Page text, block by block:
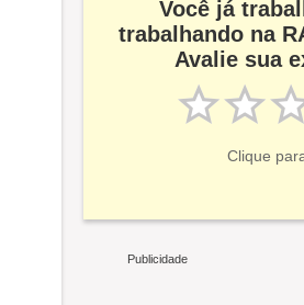
Você já
trabalhando na
Avalie sua
Clique